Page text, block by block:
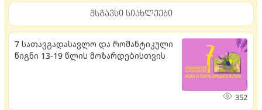
მსგავსი სიახლეები
7 სათავგადასავლო და რომანტიკული
წიგნი 13-19 წლის მოზარდებისთვის
352